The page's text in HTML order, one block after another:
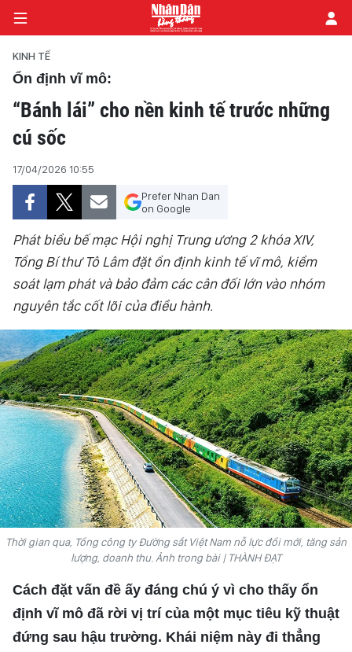
TRANG CHỦ
CHÍNH TRỊ
TIÊU ĐIỂM
ĐỜI SỐNG - XÃ HỘI
KHOA HỌC - GIÁO DỤC
AN NINH - XÃ HỘI
KINH TẾ
VĂN HÓA
THỂ THAO
QUỐC TẾ
NHÂN DÂN ĐIỆN TỬ
BÁO THỜI NAY
KINH TẾ
Ổn định vĩ mô:
“Bánh lái” cho nền kinh tế trước những
cú sốc
17/04/2026 10:55
Prefer Nhan Dan
on Google
Phát biểu bế mạc Hội nghị Trung ương 2 khóa XIV,
Tổng Bí thư Tô Lâm đặt ổn định kinh tế vĩ mô, kiểm
soát lạm phát và bảo đảm các cân đối lớn vào nhóm
nguyên tắc cốt lõi của điều hành.
Thời gian qua, Tổng công ty Đường sắt Việt Nam nỗ lực đổi mới, tăng sản
lượng, doanh thu. Ảnh trong bài | THÀNH ĐẠT
Cách đặt vấn đề ấy đáng chú ý vì cho thấy ổn
định vĩ mô đã rời vị trí của một mục tiêu kỹ thuật
đứng sau hậu trường. Khái niệm này đi thẳng